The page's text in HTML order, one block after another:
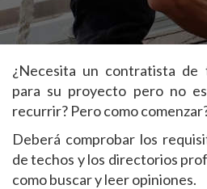
¿Necesita un contratista de
para su proyecto pero no
recurrir? Pero como
Deberá comprobar los
de techos y los directorios
como buscar y leer opiniones.